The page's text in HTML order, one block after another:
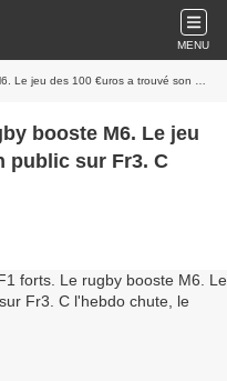
MENU
trouvé son public sur Fr3. C l'hebdo chute, le 16/09/23
booste M6. Le jeu
public sur Fr3. C